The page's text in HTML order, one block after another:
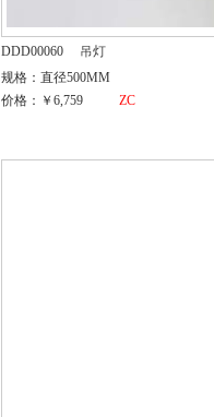
DDD00060
吊灯
规格：直径500MM
价格：￥6,759
ZC